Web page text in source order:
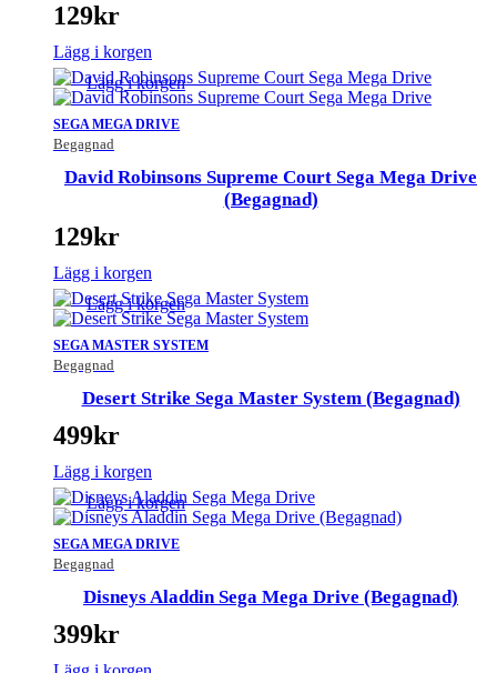
129kr
Lägg i korgen
SEGA MEGA DRIVE
Begagnad
Lägg i korgen
David Robinsons Supreme Court Sega Mega Drive
(Begagnad)
129kr
Lägg i korgen
SEGA MASTER SYSTEM
Begagnad
Lägg i korgen
Desert Strike Sega Master System (Begagnad)
499kr
Lägg i korgen
SEGA MEGA DRIVE
Begagnad
Lägg i korgen
Disneys Aladdin Sega Mega Drive (Begagnad)
399kr